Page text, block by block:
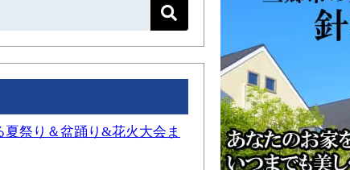
夏祭り＆盆踊り&花火大会ま